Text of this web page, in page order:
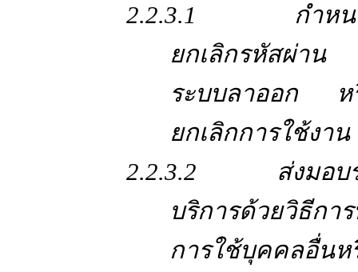
2.2.3.1 กำหนดก
ยกเลิกรหัสผ่าน
ระบบลาออก
ยกเลิกการใช้งาน
2.2.3.2 ส่งมอบรหั
บริการด้วยวิธีก
การใช้บุคคลอื่นห